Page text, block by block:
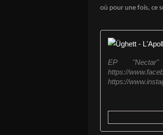
où pour une fois, ce
EP
https://
https://